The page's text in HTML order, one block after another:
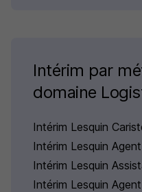
Intérim par
domaine
Intérim Lesquin
Intérim Lesquin
Intérim Lesquin
Intérim Lesquin